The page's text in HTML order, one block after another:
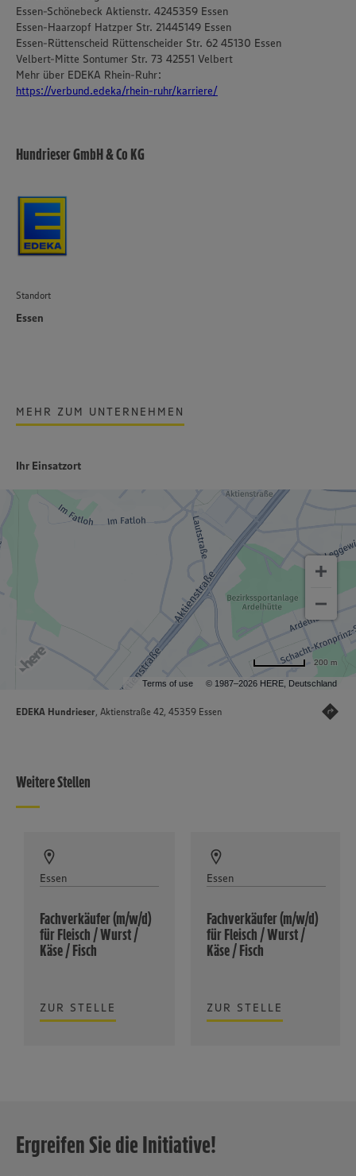
Essen-Schönebeck Aktienstr. 4245359 Essen
Essen-Haarzopf Hatzper Str. 21445149 Essen
Essen-Rüttenscheid Rüttenscheider Str. 62 45130 Essen
Velbert-Mitte Sontumer Str. 73 42551 Velbert
Mehr über EDEKA Rhein-Ruhr:
https://verbund.edeka/rhein-ruhr/karriere/
Hundrieser GmbH & Co KG
Standort
Essen
MEHR ZUM UNTERNEHMEN
Ihr Einsatzort
Terms of use © 1987–2026 HERE, Deutschland
200 m
EDEKA Hundrieser , Aktienstraße 42, 45359 Essen
Weitere Stellen
Essen
Fachverkäufer (m/w/d)
für Fleisch / Wurst /
Käse / Fisch
ZUR STELLE
Essen
Fachverkäufer (m/w/d)
für Fleisch / Wurst /
Käse / Fisch
ZUR STELLE
Ergreifen Sie die Initiative!